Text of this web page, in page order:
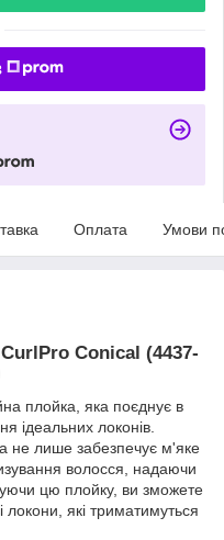
Оплата Умови
Conical (4437-
плойка, яка поєднує в
ідеальних локонів.
не лише забезпечує м'яке
волосся, надаючи
цю плойку, ви зможете
локони, які триматимуться